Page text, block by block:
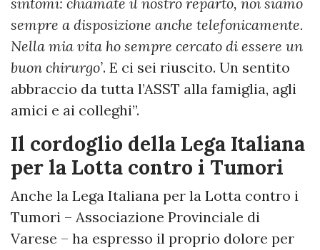
sempre a disposizione anche telefonicamente.
Nella mia vita ho sempre cercato di essere un
buon chirurgo’. E ci sei riuscito. Un sentito
abbraccio da tutta l’ASST alla famiglia, agli
amici e ai colleghi”.
Il cordoglio della Lega Italiana
per la Lotta contro i Tumori
Anche la Lega Italiana per la Lotta contro i
Tumori – Associazione Provinciale di
Varese – ha espresso il proprio dolore per